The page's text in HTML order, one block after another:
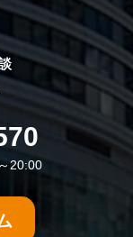
20:00